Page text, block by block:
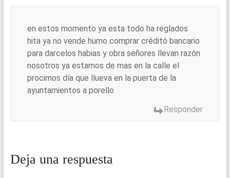
en estos momento ya esta todo ha reglados
hita ya no vende humo comprar créditó bancario
para darcelos habias y obra señores llevan razón
nosotros ya estamos de mas en la calle el
procimos día que llueva en la puerta de la
ayuntamientos a porello
Responder
Deja una respuesta